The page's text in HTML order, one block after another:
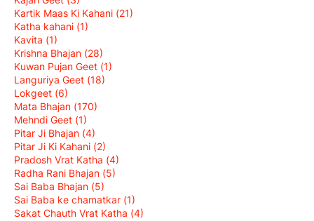
Kartik Maas Ki Kahani (21)
Katha kahani (1)
Kavita (1)
Krishna Bhajan (28)
Kuwan Pujan Geet (1)
Languriya Geet (18)
Lokgeet (6)
Mata Bhajan (170)
Mehndi Geet (1)
Pitar Ji Bhajan (4)
Pitar Ji Ki Kahani (2)
Pradosh Vrat Katha (4)
Radha Rani Bhajan (5)
Sai Baba Bhajan (5)
Sai Baba ke chamatkar (1)
Sakat Chauth Vrat Katha (4)